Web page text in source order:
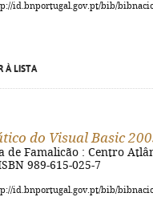
id.bnportugal.gov.pt/bib/
À LISTA
do Visual Basic
de Famalicão : Centro
989-615-025-7
id.bnportugal.gov.pt/bib/